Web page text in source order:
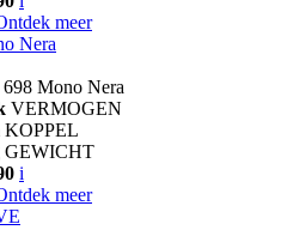
meer
Nera
Mono Nera
VERMOGEN
KOPPEL
GEWICHT
i
meer